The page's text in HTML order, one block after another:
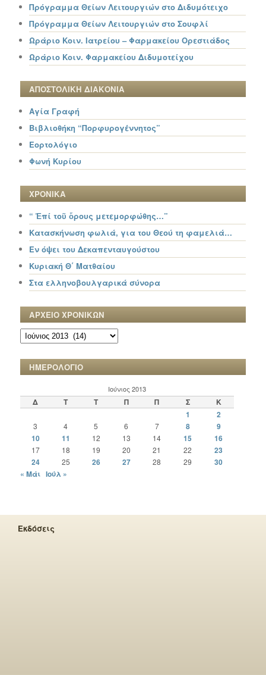
Πρόγραμμα Θείων Λειτουργιών στο Διδυμότειχο
Πρόγραμμα Θείων Λειτουργιών στο Σουφλί
Ωράριο Κοιν. Ιατρείου – Φαρμακείου Ορεστιάδος
Ωράριο Κοιν. Φαρμακείου Διδυμοτείχου
ΑΠΟΣΤΟΛΙΚΗ ΔΙΑΚΟΝΙΑ
Αγία Γραφή
Βιβλιοθήκη “Πορφυρογέννητος”
Εορτολόγιο
Φωνή Κυρίου
ΧΡΟΝΙΚΑ
“ Ἐπί τοῦ ὄρους μετεμορφώθης…”
Κατασκήνωση φωλιά, για του Θεού τη φαμελιά…
Εν όψει του Δεκαπενταυγούστου
Κυριακή Θ΄ Ματθαίου
Στα ελληνοβουλγαρικά σύνορα
ΑΡΧΕΙΟ ΧΡΟΝΙΚΩΝ
ΑΡΧΕΙΟ
ΧΡΟΝΙΚΩΝ
ΗΜΕΡΟΛΟΓΙΟ
Ιούνιος 2013
Δ Τ Τ Π Π Σ
Κ
1
2
3 4 5 6 7 8
9
10
11 12 13 14 15 16
17 18 19 20 21 22
23
24
25 26 27 28 29
30
« Μάι Ιούλ »
Εκδόσεις